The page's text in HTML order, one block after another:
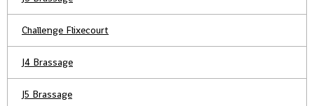
Challenge Flixecourt
J4 Brassage
J5 Brassage